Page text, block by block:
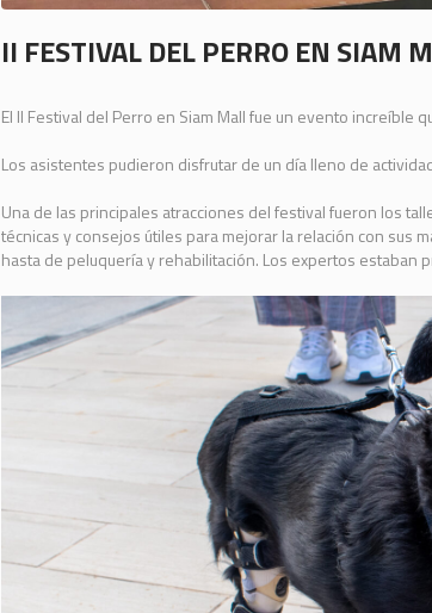
II FESTIVAL DEL PERRO EN SIAM
El II Festival del Perro en Siam Mall fue un evento increíble
Los asistentes pudieron disfrutar de un día lleno de
Una de las principales atracciones del festival fueron los
técnicas y consejos útiles para mejorar la relación con sus
hasta de peluquería y rehabilitación. Los expertos